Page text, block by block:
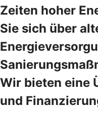
Zeiten hoher
Sie sich über
Wir bieten eine
und